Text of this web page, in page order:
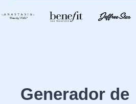
Generador de